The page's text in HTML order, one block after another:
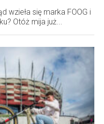
wzieła się marka FOOG i
Otóż mija już...